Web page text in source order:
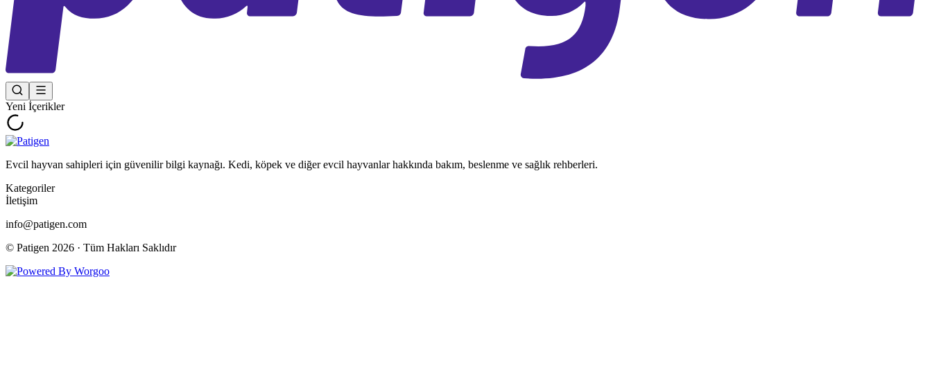
Yeni İçerikler
Evcil hayvan sahipleri için güvenilir bilgi kaynağı. Kedi, köpek ve diğer evcil hayvanlar hakkında bakım, beslenme ve sağlık rehberleri.
Kategoriler
İletişim
info@patigen.com
© Patigen 2026 · Tüm Hakları Saklıdır